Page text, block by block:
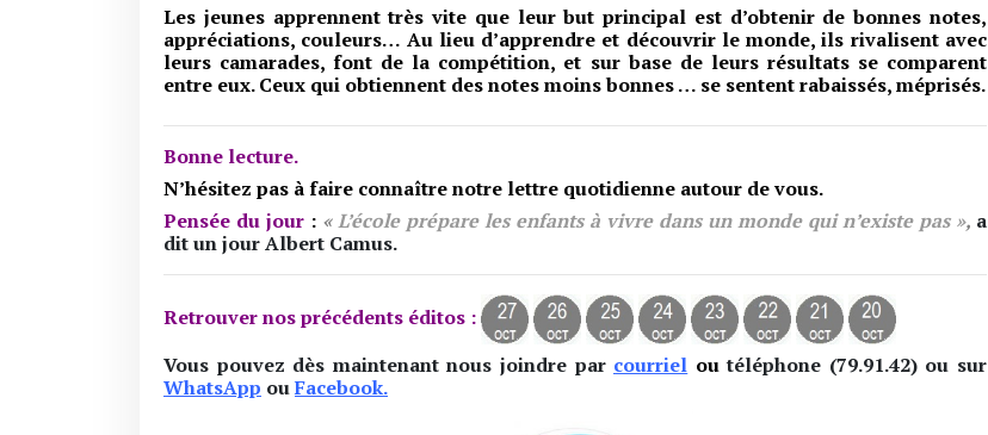
Les jeunes apprennent très vite que leur but principal est d’obtenir de bonnes notes,
appréciations, couleurs… Au lieu d’apprendre et découvrir le monde, ils rivalisent avec
leurs camarades, font de la compétition, et sur base de leurs résultats se comparent
entre eux. Ceux qui obtiennent des notes moins bonnes … se sentent rabaissés, méprisés.
Bonne lecture.
N’hésitez pas à faire connaître notre lettre quotidienne autour de vous.
Pensée du jour : «L’école prépare les enfants à vivre dans un monde qui n’existe pas », a
dit un jour Albert Camus.
Retrouver nos précédents éditos :
Vous pouvez dès maintenant nous joindre par courriel outéléphone (79.91.42) ou sur
WhatsApp ouFacebook.